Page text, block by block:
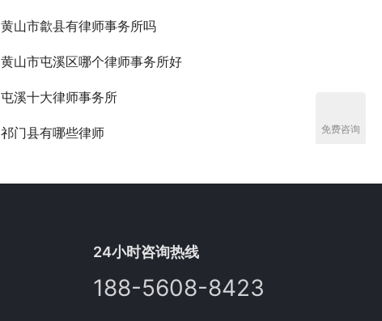
黄山市歙县有律师事务所吗
黄山市屯溪区哪个律师事务所好
屯溪十大律师事务所
祁门县有哪些律师
24小时咨询热线
188-5608-8423
免费咨询